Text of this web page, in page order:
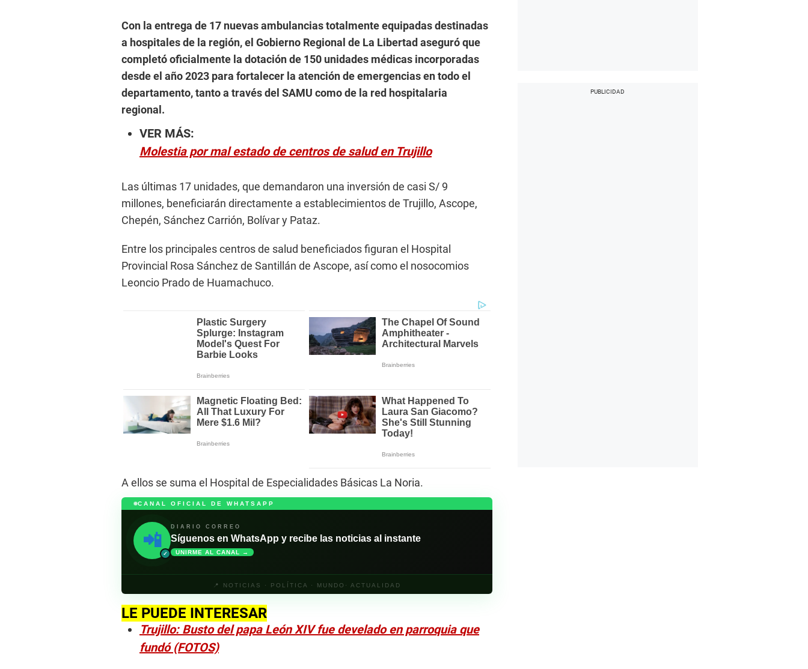
Con la entrega de 17 nuevas ambulancias totalmente equipadas destinadas
a hospitales de la región, el Gobierno Regional de La Libertad aseguró que
completó oficialmente la dotación de 150 unidades médicas incorporadas
desde el año 2023 para fortalecer la atención de emergencias en todo el
departamento, tanto a través del SAMU como de la red hospitalaria
regional.
VER MÁS:
Molestia por mal estado de centros de salud en Trujillo
Las últimas 17 unidades, que demandaron una inversión de casi S/ 9
millones, beneficiarán directamente a establecimientos de Trujillo, Ascope,
Chepén, Sánchez Carrión, Bolívar y Pataz.
Entre los principales centros de salud beneficiados figuran el Hospital
Provincial Rosa Sánchez de Santillán de Ascope, así como el nosocomios
Leoncio Prado de Huamachuco.
A ellos se suma el Hospital de Especialidades Básicas La Noria.
CANAL OFICIAL DE WHATSAPP
📲
✓
DIARIO CORREO
Síguenos en WhatsApp y recibe las noticias al instante
UNIRME AL CANAL →
📍 NOTICIAS · POLÍTICA · MUNDO· ACTUALIDAD
LE PUEDE INTERESAR
Trujillo: Busto del papa León XIV fue develado en parroquia que
fundó (FOTOS)